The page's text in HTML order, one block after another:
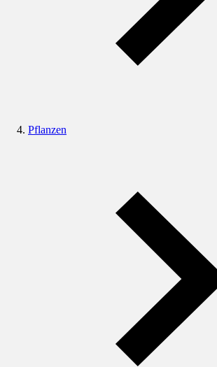
Pflanzen